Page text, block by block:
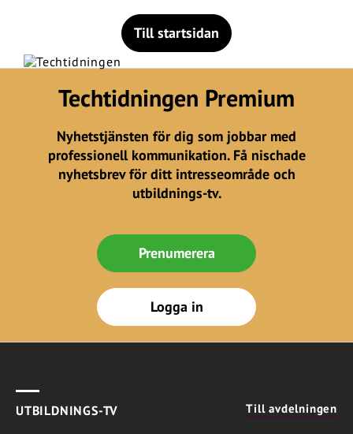
Till startsidan
Techtidningen Premium
Nyhetstjänsten för dig som jobbar med
professionell kommunikation. Få nischade
nyhetsbrev för ditt intresseområde och
utbildnings-tv.
Prenumerera
Logga in
UTBILDNINGS-TV Till avdelningen